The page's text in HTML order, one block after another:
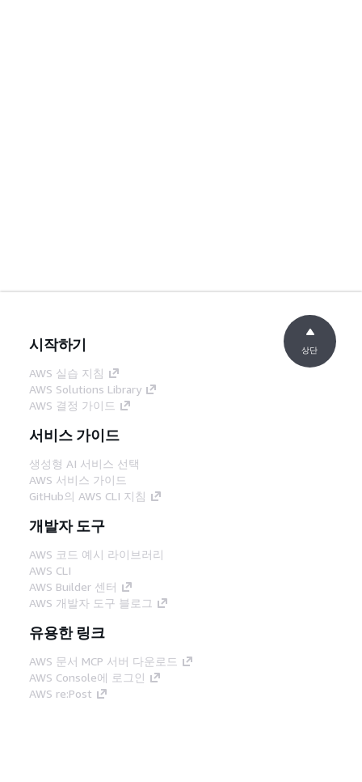
시작하기
AWS 실습 지침
AWS Solutions Library
AWS 결정 가이드
서비스 가이드
생성형 AI 서비스 선택
AWS 서비스 가이드
GitHub의 AWS CLI 지침
개발자 도구
AWS 코드 예시 라이브러리
AWS CLI
AWS Builder 센터
AWS 개발자 도구 블로그
유용한 링크
AWS 문서 MCP 서버 다운로드
AWS Console에 로그인
AWS re:Post
상단